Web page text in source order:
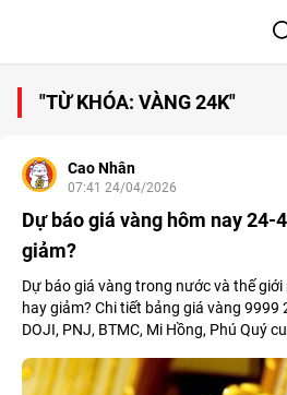
"TỪ KHÓA: VÀNG 24K"
Cao Nhân
07:41 24/04/2026
Dự báo giá vàng hôm nay 24-
giảm?
Dự báo giá vàng trong nước và thế
hay giảm? Chi tiết bảng giá vàng 9999
DOJI, PNJ, BTMC, Mi Hồng, Phú Quý